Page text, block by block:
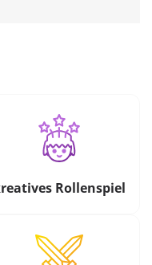
Rollenspiel